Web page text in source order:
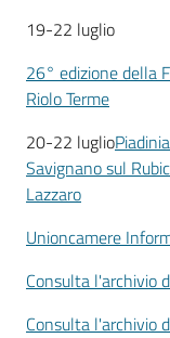
19-22 luglio
26° edizione della
Riolo Terme
20-22 luglio
Savignano sul
Lazzaro
Unioncamere
Consulta l'archivio
Consulta l'archivio